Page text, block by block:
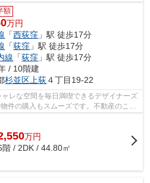
額
万円
「西荻窪 」駅 徒歩17分
「荻窪 」駅 徒歩17分
線 「荻窪 」駅 徒歩17分
/ 10階建
杉並区 上荻４丁目19-22
レな空間を毎日満喫できるデザイナーズ
件の購入もスムーズです。不動産のこと
イ...
万円
階 / 2DK / 44.80㎡